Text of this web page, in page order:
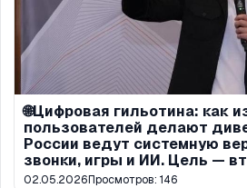
🌐Цифровая гильотина: как
пользователей делают
России ведут системную
звонки, игры и ИИ. Цель —
02.05.2026Просмотров: 146